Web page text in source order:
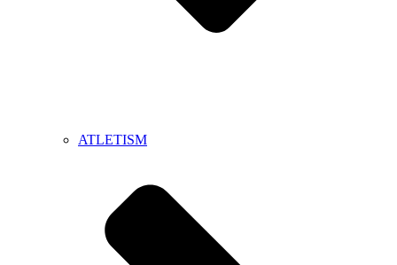
ATLETISM